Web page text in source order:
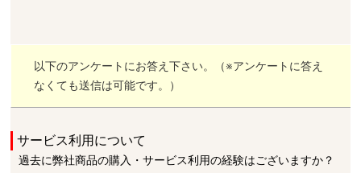
以下のアンケートにお答え下さい。（※アンケートに答え
なくても送信は可能です。）
サービス利用について
過去に弊社商品の購入・サービス利用の経験はございますか？